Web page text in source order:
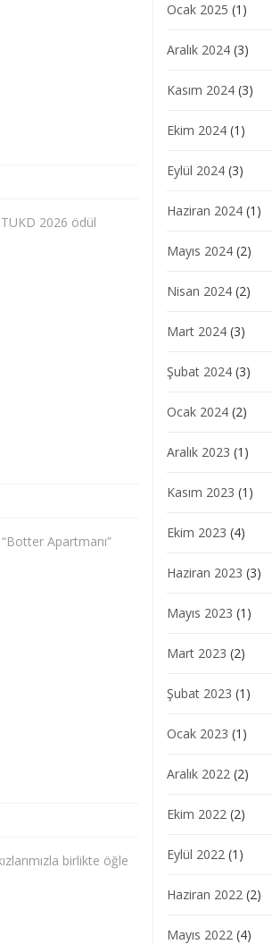
2026 ödül
Apartmanı”
birlikte öğle
Ocak 2025 (1)
Aralık 2024 (3)
Kasım 2024 (3)
Ekim 2024 (1)
Eylül 2024 (3)
Haziran 2024 (1)
Mayıs 2024 (2)
Nisan 2024 (2)
Mart 2024 (3)
Şubat 2024 (3)
Ocak 2024 (2)
Aralık 2023 (1)
Kasım 2023 (1)
Ekim 2023 (4)
Haziran 2023 (3)
Mayıs 2023 (1)
Mart 2023 (2)
Şubat 2023 (1)
Ocak 2023 (1)
Aralık 2022 (2)
Ekim 2022 (2)
Eylül 2022 (1)
Haziran 2022 (2)
Mayıs 2022 (4)